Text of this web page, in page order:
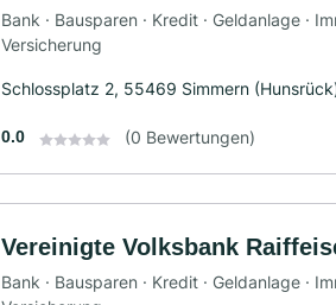
Bank · Bausparen · Kredit · Geldanlage ·
Versicherung
Schlossplatz 2, 55469 Simmern
0.0 (0 Bewertungen)
Vereinigte Volksbank
Bank · Bausparen · Kredit · Geldanlage ·